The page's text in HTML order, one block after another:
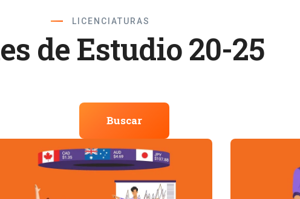
LICENCIATURAS
de Estudio 20-25